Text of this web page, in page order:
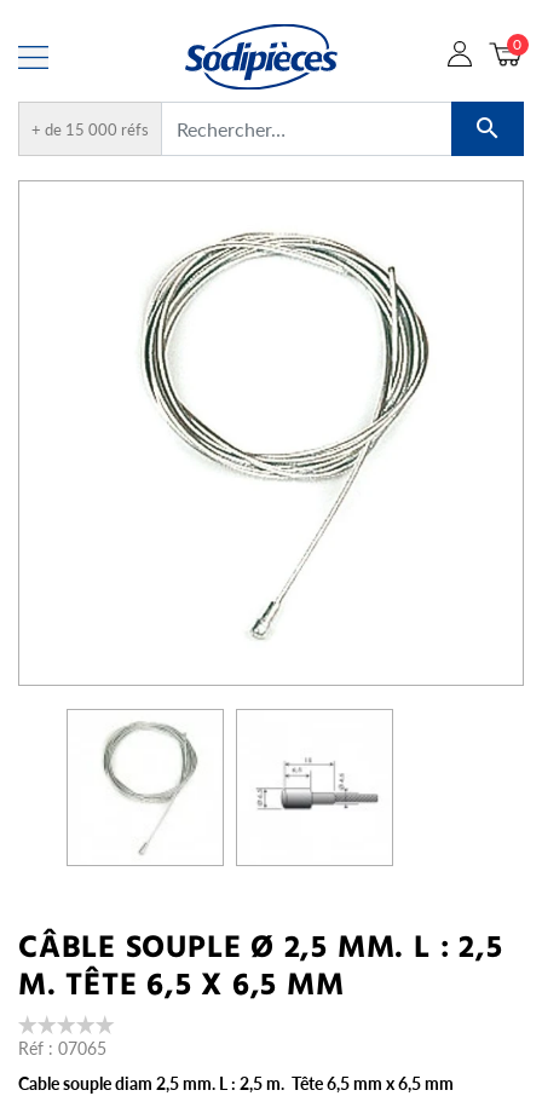
+ de 15 000 réfs 
0
CÂBLE SOUPLE Ø 2,5 MM. L : 2,5
M. TÊTE 6,5 X 6,5 MM
Réf : 07065
Cable souple diam 2,5 mm. L : 2,5 m. Tête 6,5 mm x 6,5 mm